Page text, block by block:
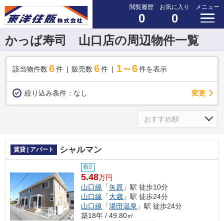
閲覧履歴
0
お気に入り
0
メニュー
かっぱ寿司 山口店の周辺物件一覧
該当物件数 6件 販売数 6 件 1～6 件を表示
絞り込み条件： なし 変更
賃貸 | アパート シャルマン
敷0
5.48万円
山口線 「矢原 」駅 徒歩10分
山口線 「大歳 」駅 徒歩24分
山口線 「湯田温泉 」駅 徒歩24分
築18年 / 49.80㎡